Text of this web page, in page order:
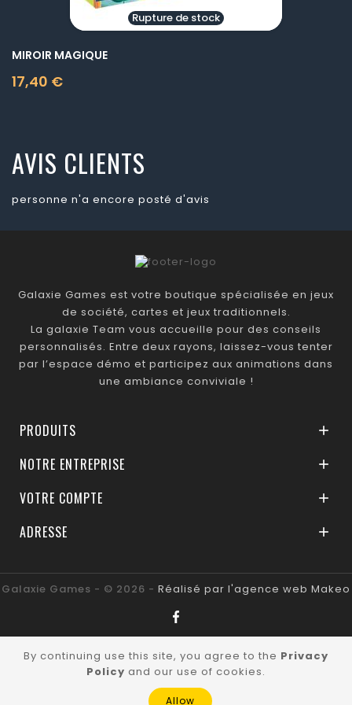
Rupture de stock
MIROIR MAGIQUE
17,40 €
Prix
AVIS CLIENTS
personne n'a encore posté d'avis
Galaxie Games est votre boutique spécialisée en jeux
de société, cartes et jeux traditionnels.
La galaxie Team vous accueille pour des conseils
personnalisés. Entre deux rayons, laissez-vous tenter
par l’espace démo et participez aux animations dans
une ambiance conviviale !
PRODUITS 
NOTRE ENTREPRISE 
VOTRE COMPTE 
ADRESSE 
Galaxie Games - © 2026 - Réalisé par l'agence web Makeo
By continuing use this site, you agree to the Privacy
Policy and our use of cookies.
Allow